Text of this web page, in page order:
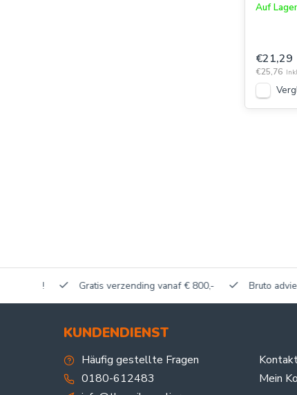
Auf Lager
€21,29
€25,76
Gratis verzending vanaf € 800,- Bruto
KUNDENDIENST
Häufig gestellte Fragen
0180-612483
Mein